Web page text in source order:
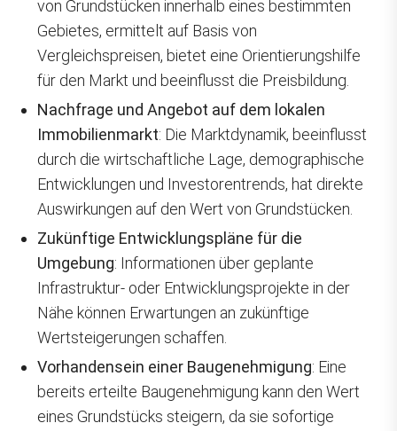
von Grundstücken innerhalb eines bestimmten
Gebietes, ermittelt auf Basis von
Vergleichspreisen, bietet eine Orientierungshilfe
für den Markt und beeinflusst die Preisbildung.
Nachfrage und Angebot auf dem lokalen
Immobilienmarkt: Die Marktdynamik, beeinflusst
durch die wirtschaftliche Lage, demographische
Entwicklungen und Investorentrends, hat direkte
Auswirkungen auf den Wert von Grundstücken.
Zukünftige Entwicklungspläne für die
Umgebung: Informationen über geplante
Infrastruktur- oder Entwicklungsprojekte in der
Nähe können Erwartungen an zukünftige
Wertsteigerungen schaffen.
Vorhandensein einer Baugenehmigung: Eine
bereits erteilte Baugenehmigung kann den Wert
eines Grundstücks steigern, da sie sofortige